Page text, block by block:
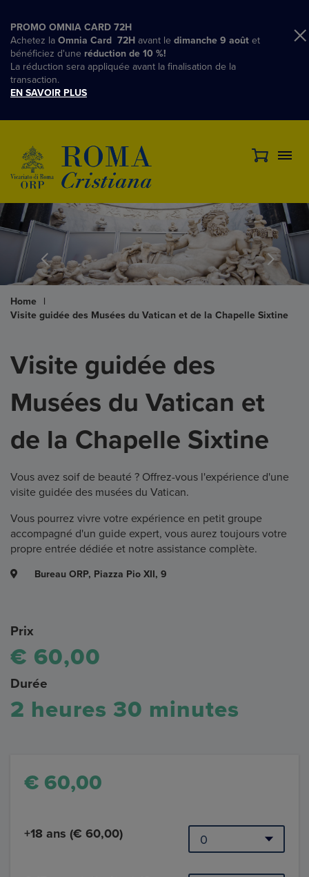
PROMO OMNIA CARD 72H
Achetez la Omnia Card 72H avant le dimanche 9 août et
bénéficiez d'une réduction de 10 %!
La réduction sera appliquée avant la finalisation de la
transaction.
EN SAVOIR PLUS
Home
|
Visite guidée des Musées du Vatican et de la Chapelle Sixtine
Visite guidée des
Musées du Vatican et
de la Chapelle Sixtine
Vous avez soif de beauté ? Offrez-vous l'expérience d'une
visite guidée des musées du Vatican.
Vous pourrez vivre votre expérience en petit groupe
accompagné d'un guide expert, vous aurez toujours votre
propre entrée dédiée et notre assistance complète.
Bureau ORP, Piazza Pio XII, 9
Prix
€ 60,00
Durée
2 heures 30 minutes
€ 60,00
+18 ans (€ 60,00)